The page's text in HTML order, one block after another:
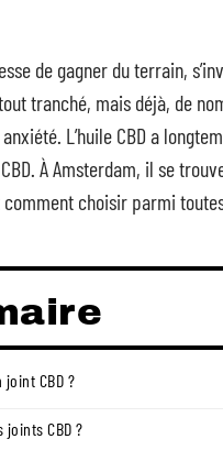
de gagner du terrain,
tranché, mais déjà, de
L’huile CBD a
À Amsterdam, il se
choisir parmi
joint CBD ?
joints CBD ?